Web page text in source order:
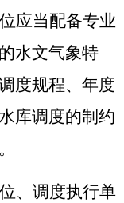
应当配备专业
水文气象特
度规程、年度
库调度的制约
、调度执行单